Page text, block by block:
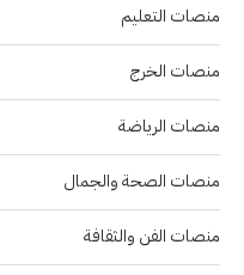
منصات التعليم
منصات الخرج
منصات الرياضة
منصات الصحة والجمال
منصات الفن والثقافة